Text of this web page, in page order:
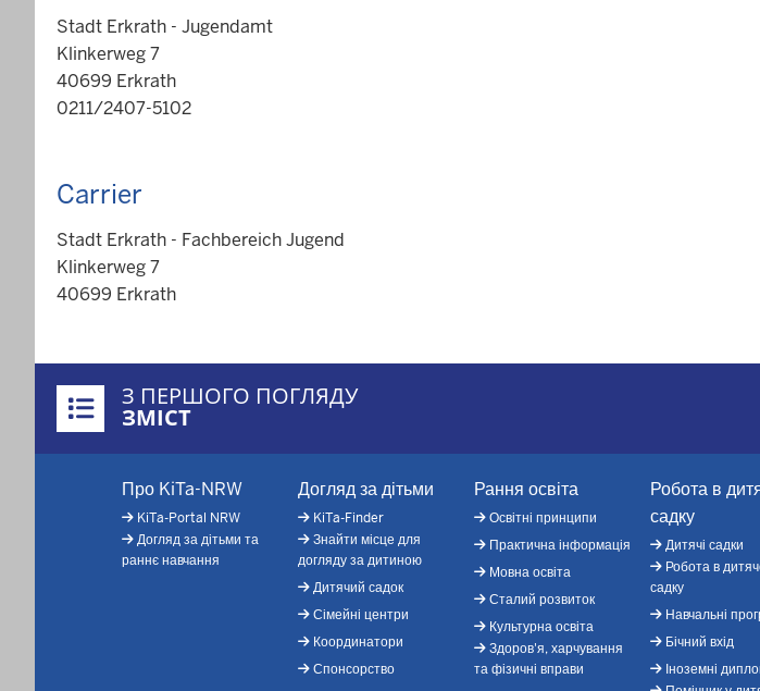
Stadt Erkrath - Jugendamt
Klinkerweg 7
40699 Erkrath
0211/2407-5102
Carrier
Stadt Erkrath - Fachbereich Jugend
Klinkerweg 7
40699 Erkrath
Inhalte
З ПЕРШОГО ПОГЛЯДУ
ЗМІСТ
Про KiTa-NRW
KiTa-Portal NRW
Догляд за дітьми та
раннє навчання
Догляд за дітьми
KiTa-Finder
Знайти місце для
догляду за дитиною
Дитячий садок
Сімейні центри
Координатори
Спонсорство
Рання освіта
Освітні принципи
Практична інформація
Мовна освіта
Сталий розвиток
Культурна освіта
Здоров'я, харчування
та фізичні вправи
Робота в
садку
Дитячі садки
Робота в
садку
Навчальні
Бічний вхід
Іноземні